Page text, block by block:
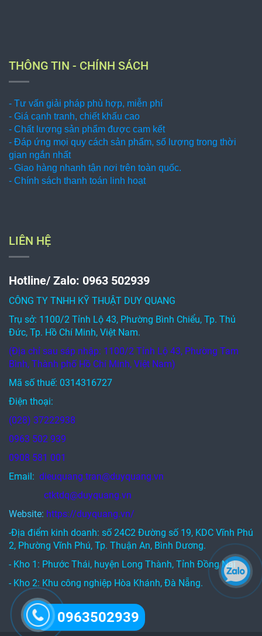
THÔNG TIN - CHÍNH SÁCH
- Tư vấn giải pháp phù hợp, miễn phí
- Giá cạnh tranh, chiết khấu cao
- Chất lượng sản phẩm được cam kết
- Đáp ứng mọi quy cách sản phẩm, số lượng trong thời
gian ngắn nhất
- Giao hàng nhanh tận nơi trên toàn quốc.
- Chính sách thanh toán linh hoạt
LIÊN HỆ
Hotline/ Zalo: 0963 502939
CÔNG TY TNHH KỸ THUẬT DUY QUANG
Trụ sở: 1100/2 Tỉnh Lộ 43, Phường Bình Chiểu, Tp. Thủ
Đức, Tp. Hồ Chí Minh, Việt Nam.
(Địa chỉ sau sáp nhập: 1100/2 Tỉnh Lộ 43, Phường Tam
Bình, Thành phố Hồ Chí Minh, Việt Nam)
Mã số thuế: 0314316727
Điện thoại:
(028) 37222938
0963 502 939
0908 581 001
Email: dieuquang.tran@duyquang.vn
ctktdq@duyquang.vn
Website: https://duyquang.vn/
-Địa điểm kinh doanh: số 24C2 Đường số 19, KDC Vĩnh Phú
2, Phường Vĩnh Phú, Tp. Thuận An, Bình Dương.
- Kho 1: Phước Thái, huyện Long Thành, Tỉnh Đồng Nai
- Kho 2: Khu công nghiệp Hòa Khánh, Đà Nẵng.
0963502939